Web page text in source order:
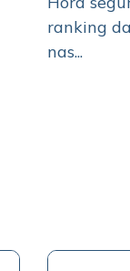
ranking
nas...